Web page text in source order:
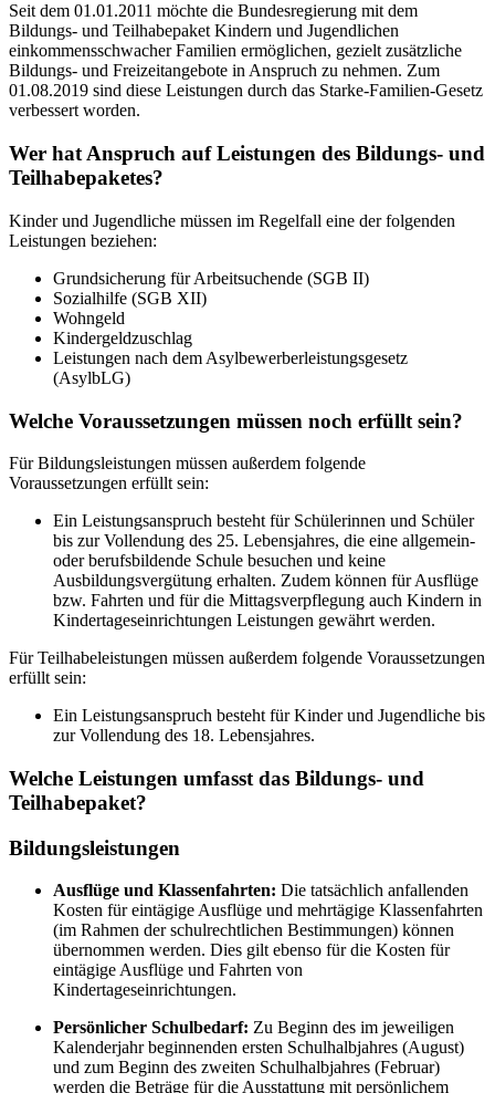
Seit dem 01.01.2011 möchte die Bundesregierung mit dem
Bildungs- und Teilhabepaket Kindern und Jugendlichen
einkommensschwacher Familien ermöglichen, gezielt zusätzliche
Bildungs- und Freizeitangebote in Anspruch zu nehmen. Zum
01.08.2019 sind diese Leistungen durch das Starke-Familien-Gesetz
verbessert worden.
Wer hat Anspruch auf Leistungen des Bildungs- und
Teilhabepaketes?
Kinder und Jugendliche müssen im Regelfall eine der folgenden
Leistungen beziehen:
Grundsicherung für Arbeitsuchende (SGB II)
Sozialhilfe (SGB XII)
Wohngeld
Kindergeldzuschlag
Leistungen nach dem Asylbewerberleistungsgesetz
(AsylbLG)
Welche Voraussetzungen müssen noch erfüllt sein?
Für Bildungsleistungen müssen außerdem folgende
Voraussetzungen erfüllt sein:
Ein Leistungsanspruch besteht für Schülerinnen und Schüler
bis zur Vollendung des 25. Lebensjahres, die eine allgemein-
oder berufsbildende Schule besuchen und keine
Ausbildungsvergütung erhalten. Zudem können für Ausflüge
bzw. Fahrten und für die Mittagsverpflegung auch Kindern in
Kindertageseinrichtungen Leistungen gewährt werden.
Für Teilhabeleistungen müssen außerdem folgende Voraussetzungen
erfüllt sein:
Ein Leistungsanspruch besteht für Kinder und Jugendliche bis
zur Vollendung des 18. Lebensjahres.
Welche Leistungen umfasst das Bildungs- und
Teilhabepaket?
Bildungsleistungen
Ausflüge und Klassenfahrten: Die tatsächlich anfallenden
Kosten für eintägige Ausflüge und mehrtägige Klassenfahrten
(im Rahmen der schulrechtlichen Bestimmungen) können
übernommen werden. Dies gilt ebenso für die Kosten für
eintägige Ausflüge und Fahrten von
Kindertageseinrichtungen.
Persönlicher Schulbedarf: Zu Beginn des im jeweiligen
Kalenderjahr beginnenden ersten Schulhalbjahres (August)
und zum Beginn des zweiten Schulhalbjahres (Februar)
werden die Beträge für die Ausstattung mit persönlichem